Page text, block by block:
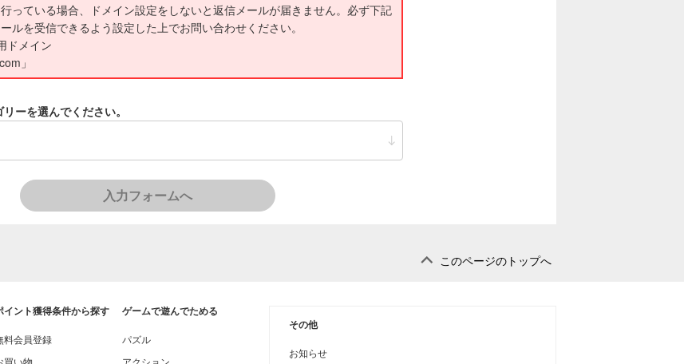
っている場合、ドメイン設定をしないと返信メールが届きません。必ず下記
ルを受信できるよう設定した上でお問い合わせください。
ドメイン
」
ーを選んでください。
入力フォームへ
このページのトップへ
イント獲得条件から探す
料会員登録
ゲームで遊んでためる
パズル
その他
お知らせ